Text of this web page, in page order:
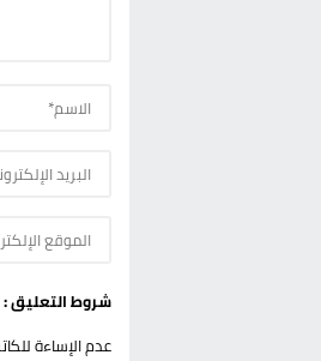
شروط التعليق :
عدم الإساءة